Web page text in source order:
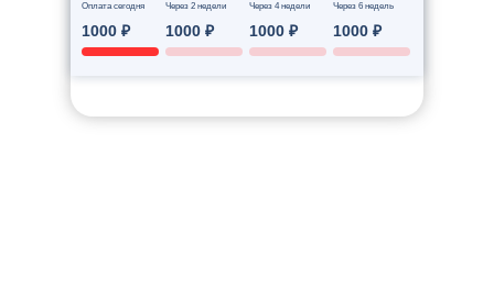
Оплата сегодня Через 2 недели Через 4 недели Через 6 недель
1000 ₽ 1000 ₽ 1000 ₽ 1000 ₽